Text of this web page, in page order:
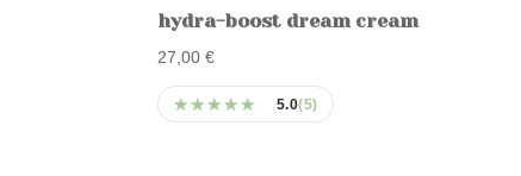
hydra-boost dream cream
27,00 €
★★★★★
★★★★★ 5.0(5)